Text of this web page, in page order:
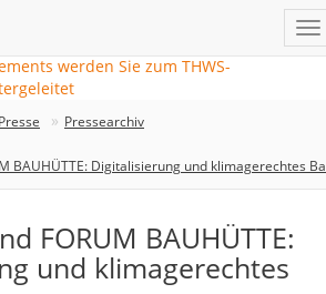
Presse Pressearchiv
BAUHÜTTE: Digitalisierung und klimagerechtes
FORUM BAUHÜTTE:
und klimagerechtes